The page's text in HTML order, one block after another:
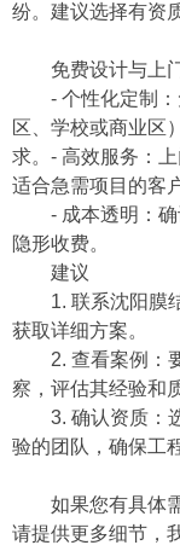
纷。建议选择有资
免费设计与上
- 个性化定制
区、学校或商业区
求。- 高效服务：
适合急需项目的客
- 成本透明：
隐形收费。
建议
1. 联系沈阳膜
获取详细方案。
2. 查看案例：
察，评估其经验和
3. 确认资质：
验的团队，确保工
如果您有具体
请提供更多细节，